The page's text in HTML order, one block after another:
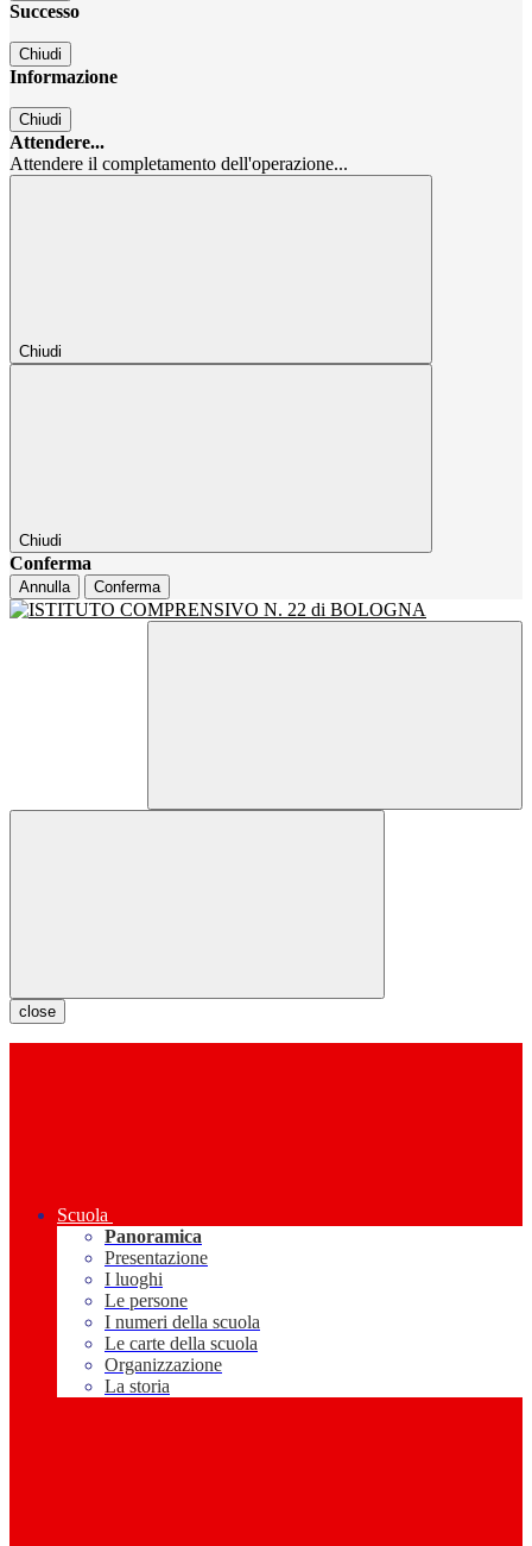
Successo
Chiudi
Informazione
Chiudi
Attendere...
Attendere il completamento dell'operazione...
Chiudi
Chiudi
Conferma
Annulla Conferma
close
Scuola
Panoramica
Presentazione
I luoghi
Le persone
I numeri della scuola
Le carte della scuola
Organizzazione
La storia